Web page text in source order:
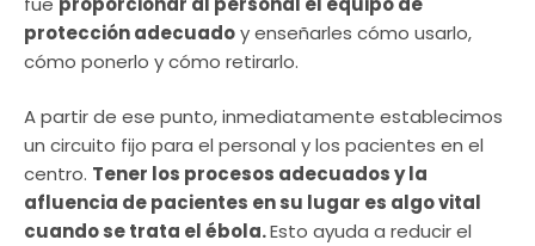
protección adecuadoy enseñarles cómo usarlo,
cómo ponerlo y cómo retirarlo.
A partir de ese punto, inmediatamente establecimos
un circuito fijo para el personal y los pacientes en el
centro. Tener los procesos adecuados y la
afluencia de pacientes en su lugar es algo vital
cuando se trata el ébola.Esto ayuda a reducir el